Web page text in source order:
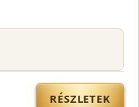
RÉSZLETEK